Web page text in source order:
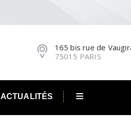
165 bis rue de
75015 PARIS
ACTUALITÉS